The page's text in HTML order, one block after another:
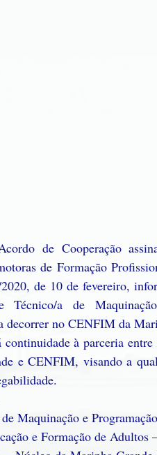
de Cooperação
de Formação
de 10 de fevereiro,
Técnico/a de
decorrer no CENFIM da
à parceria
e CENFIM, visando a
Maquinação e
e Formação de